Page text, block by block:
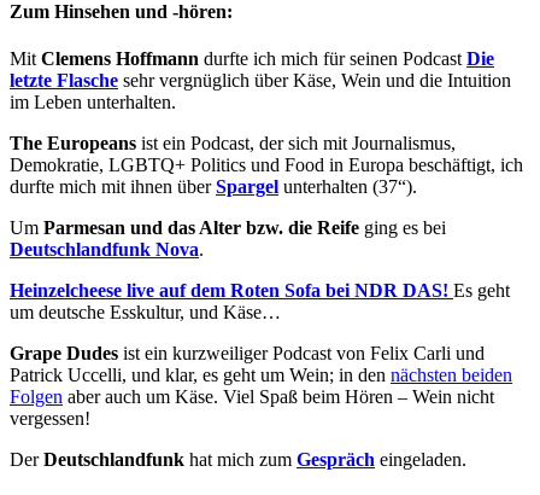
Zum Hinsehen und -hören:
Mit Clemens Hoffmann durfte ich mich für seinen Podcast Die
letzte Flasche sehr vergnüglich über Käse, Wein und die Intuition
im Leben unterhalten.
The Europeans ist ein Podcast, der sich mit Journalismus,
Demokratie, LGBTQ+ Politics und Food in Europa beschäftigt, ich
durfte mich mit ihnen überSpargel unterhalten (37“).
Um Parmesan und das Alter bzw. die Reife ging es bei
Deutschlandfunk Nova.
Heinzelcheese live auf dem Roten Sofa bei NDR DAS! Es geht
um deutsche Esskultur, und Käse…
Grape Dudes ist ein kurzweiliger Podcast von Felix Carli und
Patrick Uccelli, und klar, es geht um Wein; in den nächsten beiden
Folgen aber auch um Käse. Viel Spaß beim Hören – Wein nicht
vergessen!
DerDeutschlandfunk hat mich zum Gespräch eingeladen.